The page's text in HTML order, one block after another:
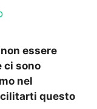
essere
ci sono
nel
questo